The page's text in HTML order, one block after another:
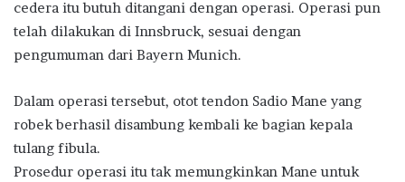
cedera itu butuh ditangani dengan operasi. Operasi pun
telah dilakukan di Innsbruck, sesuai dengan
pengumuman dari Bayern Munich.
Dalam operasi tersebut, otot tendon Sadio Mane yang
robek berhasil disambung kembali ke bagian kepala
tulang fibula.
Prosedur operasi itu tak memungkinkan Mane untuk